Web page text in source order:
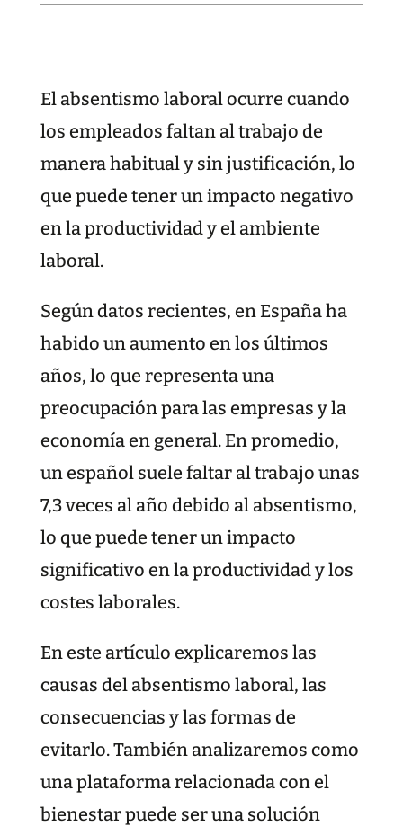
El absentismo laboral ocurre cuando
los empleados faltan al trabajo de
manera habitual y sin justificación, lo
que puede tener un impacto negativo
en la productividad y el ambiente
laboral.
Según datos recientes, en España ha
habido un aumento en los últimos
años, lo que representa una
preocupación para las empresas y la
economía en general. En promedio,
un español suele faltar al trabajo unas
7,3 veces al año debido al absentismo,
lo que puede tener un impacto
significativo en la productividad y los
costes laborales.
En este artículo explicaremos las
causas del absentismo laboral, las
consecuencias y las formas de
evitarlo. También analizaremos como
una plataforma relacionada con el
bienestar puede ser una solución